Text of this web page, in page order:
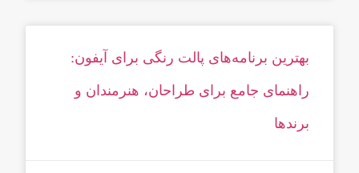
بهترین برنامه‌های پالت رنگی برای آیفون:
راهنمای جامع برای طراحان، هنرمندان و
برندها